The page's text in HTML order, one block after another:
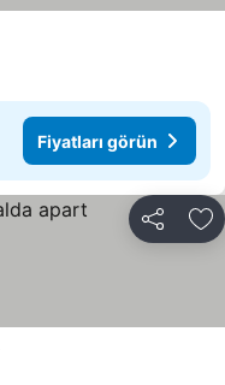
Fiyatları görün
Paylaş